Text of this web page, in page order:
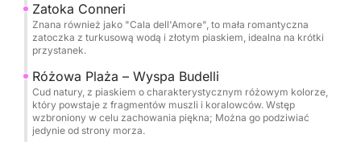
zewnętrzne, strefę do opalania, wygodną jadalnię
oraz kabiny do przebierania się i wypoczynku.
Aktywność ta jest przeznaczona dla małych grup,
aby zapewnić swobodną i kameralną atmosferę.
Idealne miejsce dla par, rodzin lub grup przyjaciół,
którzy chcą zwiedzić jedną z najpiękniejszych
Zatoka Conneri
Znana również jako "Cala dell'Amore", to mała romantyczna
zatoczka z turkusową wodą i złotym piaskiem, idealna na krótki
przystanek.
Różowa Plaża – Wyspa Budelli
Cud natury, z piaskiem o charakterystycznym różowym kolorze,
który powstaje z fragmentów muszli i koralowców. Wstęp
wzbroniony w celu zachowania piękna; Można go podziwiać
jedynie od strony morza.